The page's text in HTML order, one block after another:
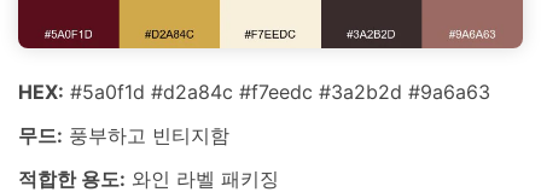
HEX: #5a0f1d #d2a84c #f7eedc #3a2b2d #9a6a63
무드: 풍부하고 빈티지함
적합한 용도: 와인 라벨 패키징